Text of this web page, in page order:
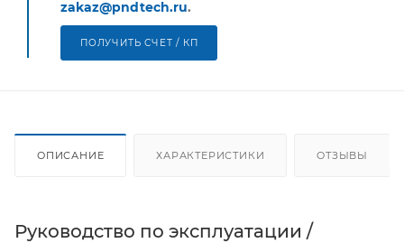
zakaz@pndtech.ru.
ПОЛУЧИТЬ СЧЕТ / КП
ОПИСАНИЕ ХАРАКТЕРИСТИКИ ОТЗЫВЫ
Руководство по эксплуатации /